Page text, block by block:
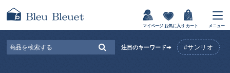
マイページ お気に入り カート メニュー
注目のキーワード➡ #サンリオ